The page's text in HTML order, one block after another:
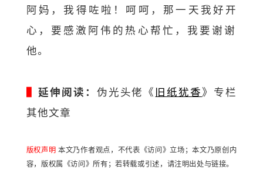
阿妈，我得咗啦！呵呵，那一天我好开
心，要感激阿伟的热心帮忙， 我要谢谢
他。
▌ 延伸阅读： 伪光头佬《 旧纸犹香》专栏
其他文章
版权声明 本文乃作者观点，不代表《访问》立场；本文乃原创内
容，版权属《访问》所有；若转载或引述，请注明出处与链接。